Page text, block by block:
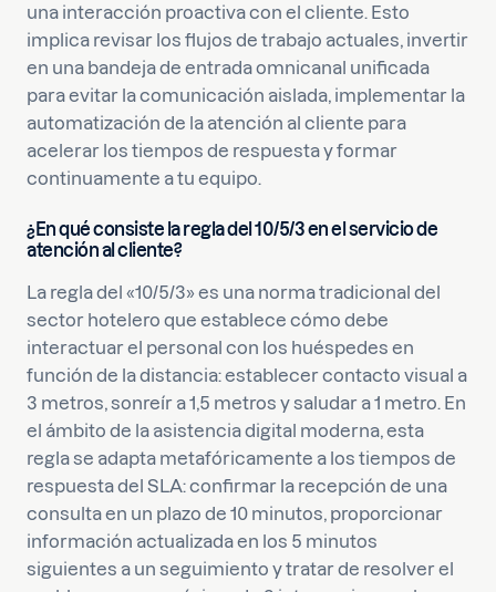
una interacción proactiva con el cliente. Esto
implica revisar los flujos de trabajo actuales, invertir
en una bandeja de entrada omnicanal unificada
para evitar la comunicación aislada, implementar la
automatización de la atención al cliente para
acelerar los tiempos de respuesta y formar
continuamente a tu equipo.
¿En qué consiste la regla del 10/5/3 en el servicio de
atención al cliente?
La regla del «10/5/3» es una norma tradicional del
sector hotelero que establece cómo debe
interactuar el personal con los huéspedes en
función de la distancia: establecer contacto visual a
3 metros, sonreír a 1,5 metros y saludar a 1 metro. En
el ámbito de la asistencia digital moderna, esta
regla se adapta metafóricamente a los tiempos de
respuesta del SLA: confirmar la recepción de una
consulta en un plazo de 10 minutos, proporcionar
información actualizada en los 5 minutos
siguientes a un seguimiento y tratar de resolver el